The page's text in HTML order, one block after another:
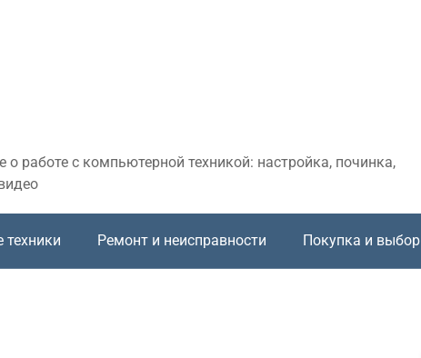
работе с компьютерной техникой: настройка, починка,
техники Ремонт и неисправности Покупка и выбор